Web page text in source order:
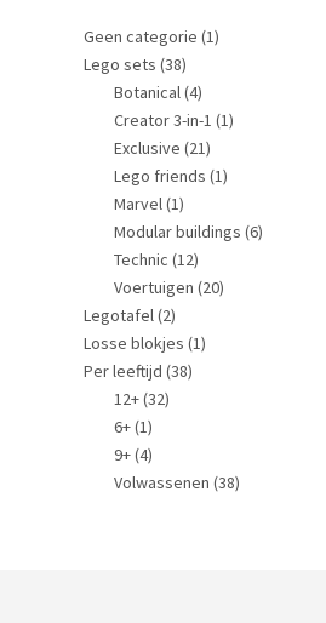
Geen categorie (1)
Lego sets (38)
Botanical(4)
Creator 3-in-1 (1)
Exclusive (21)
Lego friends (1)
Marvel(1)
Modular buildings (6)
Technic (12)
Voertuigen (20)
Legotafel(2)
Losse blokjes (1)
Per leeftijd (38)
12+(32)
6+(1)
9+(4)
Volwassenen (38)